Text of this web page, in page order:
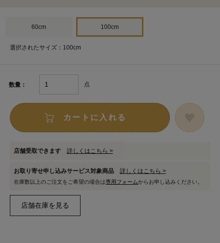
60cm 100cm
選択されたサイズ：100cm
数量： 点
カートに入れる
店舗受取できます 詳しくはこちら >
お取り寄せ申し込みサービス対象商品 詳しくはこちら >
在庫数以上のご注文をご希望の場合は専用フォームからお申し込みください。